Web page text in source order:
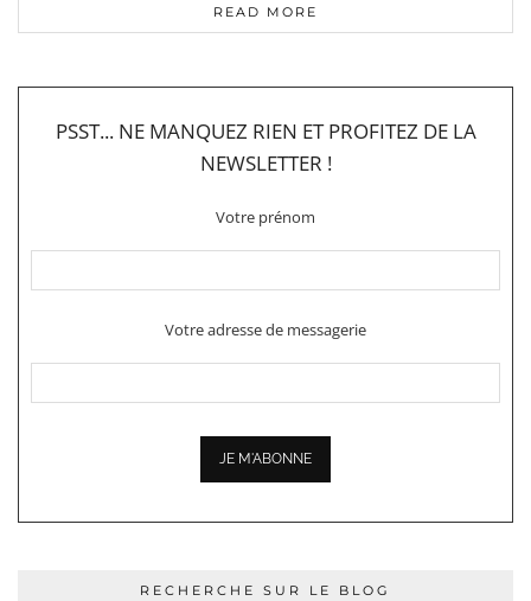
READ MORE
PSST... NE MANQUEZ RIEN ET PROFITEZ DE LA
NEWSLETTER !
Votre prénom
Votre adresse de messagerie
RECHERCHE SUR LE BLOG